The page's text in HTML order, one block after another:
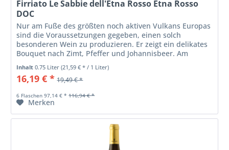
Firriato Le Sabbie dell'Etna Rosso Etna Rosso
DOC
Nur am Fuße des größten noch aktiven Vulkans Europas
sind die Voraussetzungen gegeben, einen solch
besonderen Wein zu produzieren. Er zeigt ein delikates
Bouquet nach Zimt, Pfeffer und Johannisbeer. Am
Inhalt0.75 Liter(21,59 € * / 1 Liter)
16,19 € * 19,49 € *
6 Flaschen 97,14 € * 116,94 € *
Merken